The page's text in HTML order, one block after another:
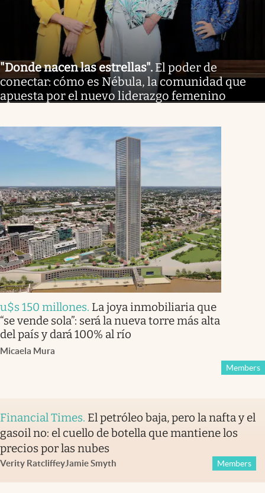
"Donde nacen las estrellas". El poder de
conectar: cómo es Nébula, la comunidad que
apuesta por el nuevo liderazgo femenino
u$s 150 millones. La joya inmobiliaria que
“se vende sola”: será la nueva torre más alta
del país y dará 100% al río
Micaela Mura
Members
Financial Times. El petróleo baja, pero la nafta y el
gasoil no: el cuello de botella que mantiene los
precios por las nubes
Verity RatcliffeyJamie Smyth Members